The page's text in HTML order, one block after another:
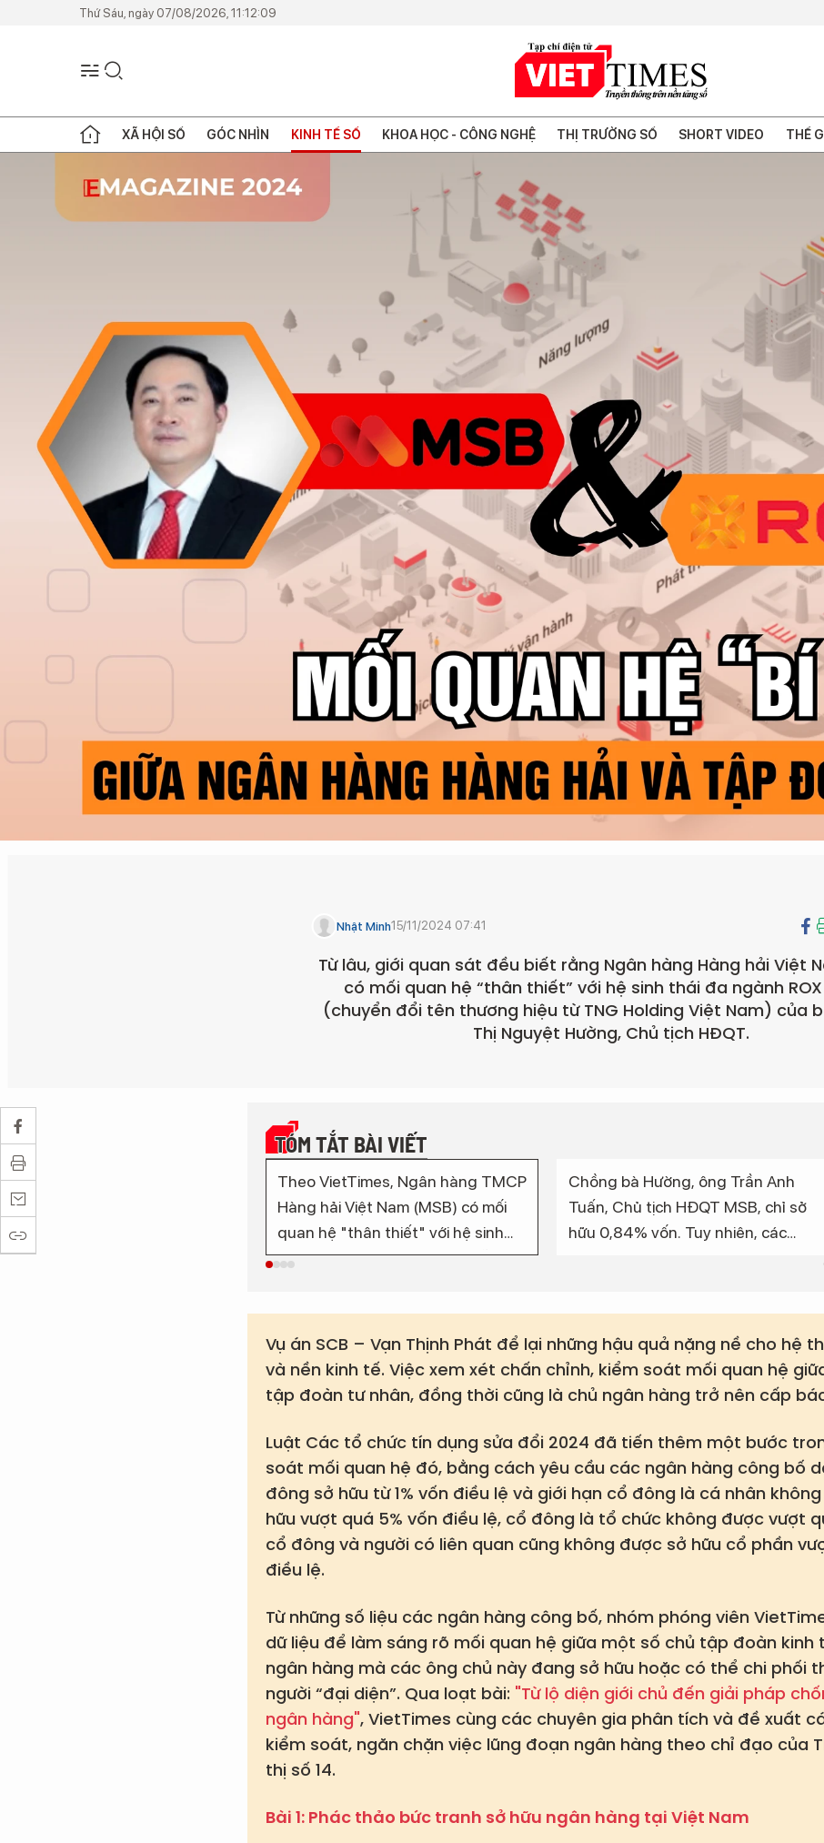
Thứ Sáu, ngày 07/08/2026, 11:12:09
XÃ HỘI SỐ GÓC NHÌN KINH TẾ SỐ KHOA HỌC - CÔNG NGHỆ THỊ TRƯỜNG SỐ SHORT VIDEO THẾ
Nhật Minh15/11/2024 07:41
Từ lâu, giới quan sát đều biết rằng Ngân hàng Hàng hải Việt
có mối quan hệ “thân thiết” với hệ sinh thái đa ngành
(chuyển đổi tên thương hiệu từ TNG Holding Việt Nam) của
Thị Nguyệt Hường, Chủ tịch HĐQT.
TÓM TẮT BÀI VIẾT
Theo VietTimes, Ngân hàng TMCP
Hàng hải Việt Nam (MSB) có mối
quan hệ "thân thiết" với hệ sinh
thái ROX Group của bà Nguyễn Thị
Chồng bà Hường, ông Trần Anh
Tuấn, Chủ tịch HĐQT MSB, chỉ sở
hữu 0,84% vốn. Tuy nhiên, các
Vụ án SCB – Vạn Thịnh Phát để lại những hậu quả nặng nề cho hệ
và nền kinh tế. Việc xem xét chấn chỉnh, kiểm soát mối quan hệ
tập đoàn tư nhân, đồng thời cũng là chủ ngân hàng trở nên cấp
Luật Các tổ chức tín dụng sửa đổi 2024 đã tiến thêm một bước
soát mối quan hệ đó, bằng cách yêu cầu các ngân hàng công bố
đông sở hữu từ 1% vốn điều lệ và giới hạn cổ đông là cá nhân
hữu vượt quá 5% vốn điều lệ, cổ đông là tổ chức không được vượt
cổ đông và người có liên quan cũng không được sở hữu cổ phần
điều lệ.
Từ những số liệu các ngân hàng công bố, nhóm phóng viên
dữ liệu để làm sáng rõ mối quan hệ giữa một số chủ tập đoàn kinh
ngân hàng mà các ông chủ này đang sở hữu hoặc có thể chi phối
người “đại diện”. Qua loạt bài: "Từ lộ diện giới chủ đến giải pháp
ngân hàng", VietTimes cùng các chuyên gia phân tích và đề xuất
kiểm soát, ngăn chặn việc lũng đoạn ngân hàng theo chỉ đạo của
thị số 14.
Bài 1: Phác thảo bức tranh sở hữu ngân hàng tại Việt Nam